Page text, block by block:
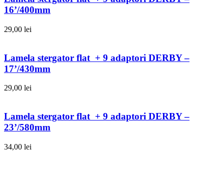
16’/400mm
29,00 lei
Lamela stergator flat + 9 adaptori DERBY –
17’/430mm
29,00 lei
Lamela stergator flat + 9 adaptori DERBY –
23’/580mm
34,00 lei